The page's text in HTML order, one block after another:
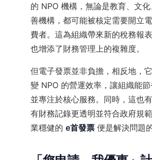
的 NPO 機構，無論是教育、文
善機構，都可能被核定需要開立
費者。這為組織帶來新的稅務報
也增添了財務管理上的複雜度。
但電子發票並非負擔，相反地，
變 NPO 的營運效率，讓組織能
並專注於核心服務。同時，這也
有財務記錄更透明並符合政府規
業穩健的 e首發票 便是解決問題